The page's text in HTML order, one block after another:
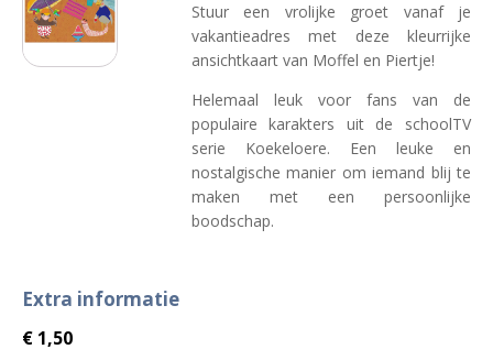
Stuur een vrolijke groet vanaf je
vakantieadres met deze kleurrijke
ansichtkaart van Moffel en Piertje!
Helemaal leuk voor fans van de
populaire karakters uit de schoolTV
serie Koekeloere. Een leuke en
nostalgische manier om iemand blij te
maken met een persoonlijke
boodschap.
Extra informatie
€ 1,50